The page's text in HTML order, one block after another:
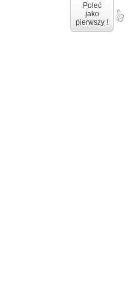
Poleć
jako
pierwszy !